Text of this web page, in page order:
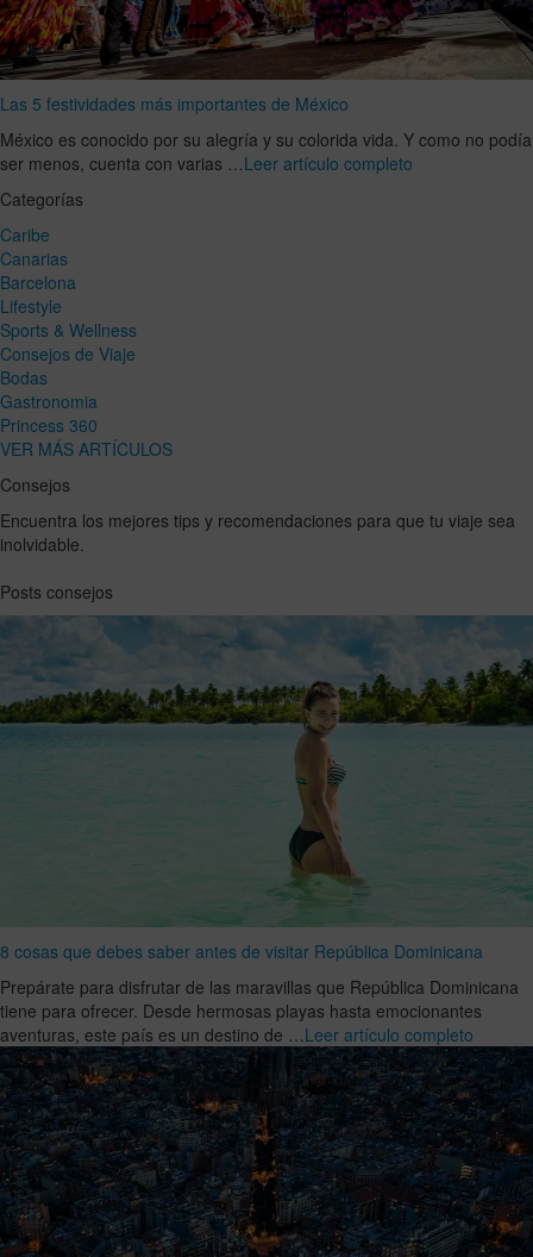
Las 5 festividades más importantes de México
México es conocido por su alegría y su colorida vida. Y como no podía
ser menos, cuenta con varias …Leer artículo completo
Categorías
Caribe
Canarias
Barcelona
Lifestyle
Sports & Wellness
Consejos de Viaje
Bodas
Gastronomia
Princess 360
VER MÁS ARTÍCULOS
Consejos
Encuentra los mejores tips y recomendaciones para que tu viaje sea
inolvidable.
Posts consejos
8 cosas que debes saber antes de visitar República Dominicana
Prepárate para disfrutar de las maravillas que República Dominicana
tiene para ofrecer. Desde hermosas playas hasta emocionantes
aventuras, este país es un destino de …Leer artículo completo